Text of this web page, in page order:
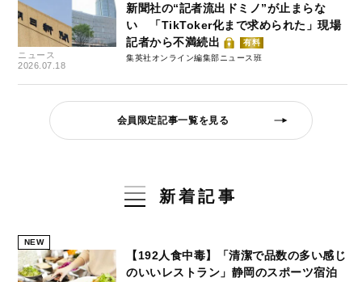
ニュース
2026.07.18
新聞社の“記者流出ドミノ”が止まらな
い 「TikToker化まで求められた」現場
記者から不満続出
有料
集英社オンライン編集部ニュース班
会員限定記事一覧を見る
新着記事
NEW
【192人食中毒】「清潔で品数の多い感じ
のいいレストラン」静岡のスポーツ宿泊